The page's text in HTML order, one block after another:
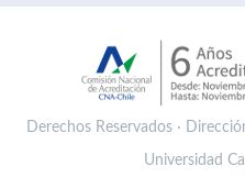
Derechos Reservados ·
Universidad